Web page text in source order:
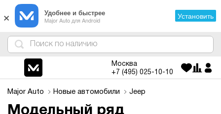
4
1
3
2
Москва
+7 (495) 025-10-10
Major Auto Новые автомобили Jeep
Модельный ряд
× Удобнее и быстрее
Major Auto для Android Установить